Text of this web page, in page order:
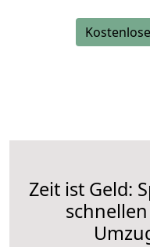
Zeit ist Geld: